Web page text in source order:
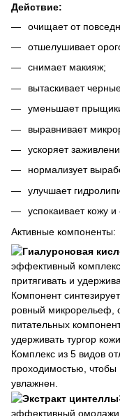
Действие:
очищает от
отшелушивает
снимает макияж;
вытаскивает
уменьшает
выравнивает
ускоряет
нормализует
улучшает
успокаивает кожу
Активные компоненты:
эффективный
притягивать и
Компонент
ровный микрорельеф,
питательных
удерживать тургор
Комплекс из 5 видов
проходимостью,
увлажнен.
эффективный